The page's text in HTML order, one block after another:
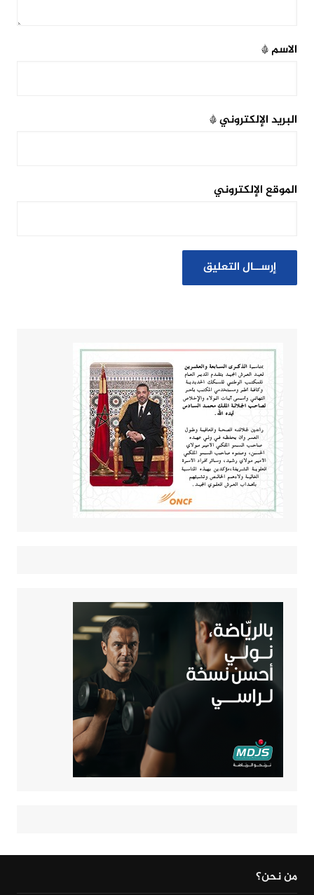
الاسم*
البريد الإلكتروني*
الموقع الإلكتروني
من نحن؟